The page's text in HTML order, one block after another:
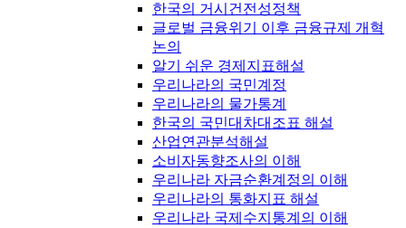
한국의 거시건전성정책
글로벌 금융위기 이후 금융규제 개혁
논의
알기 쉬운 경제지표해설
우리나라의 국민계정
우리나라의 물가통계
한국의 국민대차대조표 해설
산업연관분석해설
소비자동향조사의 이해
우리나라 자금순환계정의 이해
우리나라의 통화지표 해설
우리나라 국제수지통계의 이해